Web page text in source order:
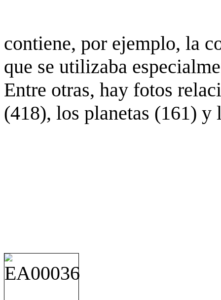
contiene, por ejemplo, la
que se utilizaba
Entre otras, hay fotos
(418), los planetas (161) y